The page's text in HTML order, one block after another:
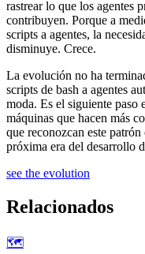
rastrear lo que los agentes
contribuyen. Porque a
scripts a agentes, la
disminuye. Crece.
La evolución no ha
scripts de bash a agentes
moda. Es el siguiente paso
máquinas que hacen más
que reconozcan este
próxima era del desarrollo
see the evolution
Relacionados
🗺️